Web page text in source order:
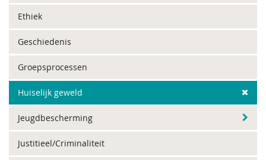
Ethiek
Geschiedenis
Groepsprocessen
Huiselijk geweld
Jeugdbescherming
Justitieel/Criminaliteit